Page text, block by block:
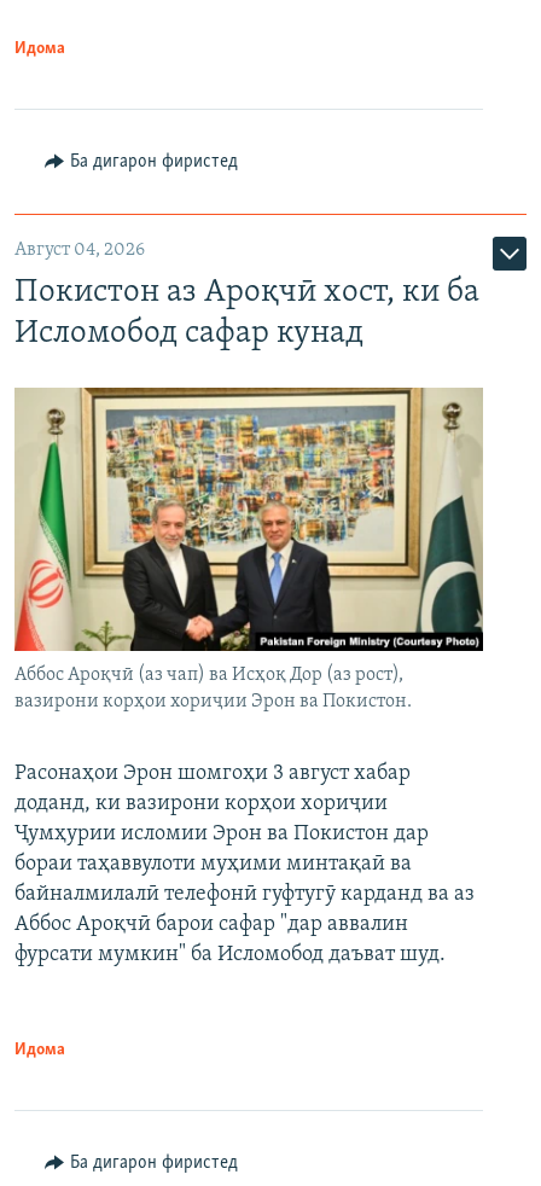
Идома
Ба дигарон фиристед
Август 04, 2026
Покистон аз Ароқчӣ хост, ки ба
Исломобод сафар кунад
Аббос Ароқчӣ (аз чап) ва Исҳоқ Дор (аз рост),
вазирони корҳои хориҷии Эрон ва Покистон.
Расонаҳои Эрон шомгоҳи 3 август хабар
доданд, ки вазирони корҳои хориҷии
Ҷумҳурии исломии Эрон ва Покистон дар
бораи таҳаввулоти муҳими минтақаӣ ва
байналмилалӣ телефонӣ гуфтугӯ карданд ва аз
Аббос Ароқчӣ барои сафар "дар аввалин
фурсати мумкин" ба Исломобод даъват шуд.
Идома
Ба дигарон фиристед